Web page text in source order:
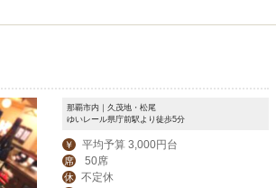
那覇市内｜久茂地・松尾
ゆいレール県庁前駅より徒歩5分
￥ 平均予算 3,000円台
席 50席
休 不定休